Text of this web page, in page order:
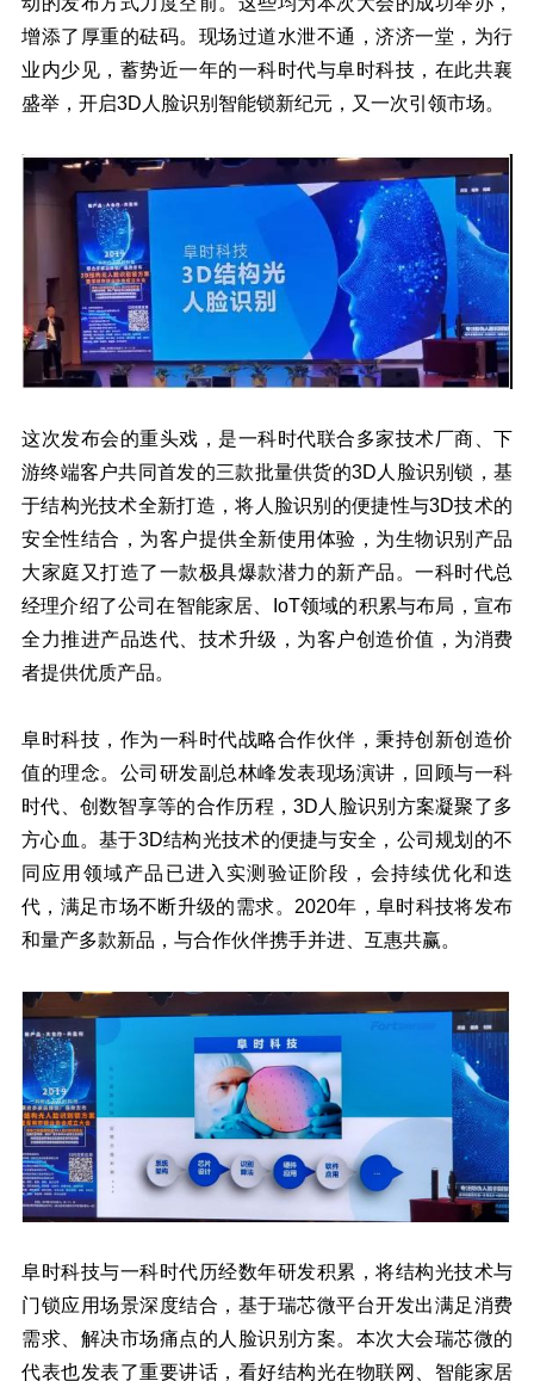
增添了厚重的砝码。现场过道水泄不通，济济一堂，为行
业内少见，蓄势近一年的一科时代与阜时科技，在此共襄
盛举，开启3D人脸识别智能锁新纪元，又一次引领市场。
这次发布会的重头戏，是一科时代联合多家技术厂商、下
游终端客户共同首发的三款批量供货的3D人脸识别锁，基
于结构光技术全新打造，将人脸识别的便捷性与3D技术的
安全性结合，为客户提供全新使用体验，为生物识别产品
大家庭又打造了一款极具爆款潜力的新产品。一科时代总
经理介绍了公司在智能家居、IoT领域的积累与布局，宣布
全力推进产品迭代、技术升级，为客户创造价值，为消费
者提供优质产品。
阜时科技，作为一科时代战略合作伙伴，秉持创新创造价
值的理念。公司研发副总林峰发表现场演讲，回顾与一科
时代、创数智享等的合作历程，3D人脸识别方案凝聚了多
方心血。基于3D结构光技术的便捷与安全，公司规划的不
同应用领域产品已进入实测验证阶段，会持续优化和迭
代，满足市场不断升级的需求。2020年，阜时科技将发布
和量产多款新品，与合作伙伴携手并进、互惠共赢。
阜时科技与一科时代历经数年研发积累，将结构光技术与
门锁应用场景深度结合，基于瑞芯微平台开发出满足消费
需求、解决市场痛点的人脸识别方案。本次大会瑞芯微的
代表也发表了重要讲话，看好结构光在物联网、智能家居